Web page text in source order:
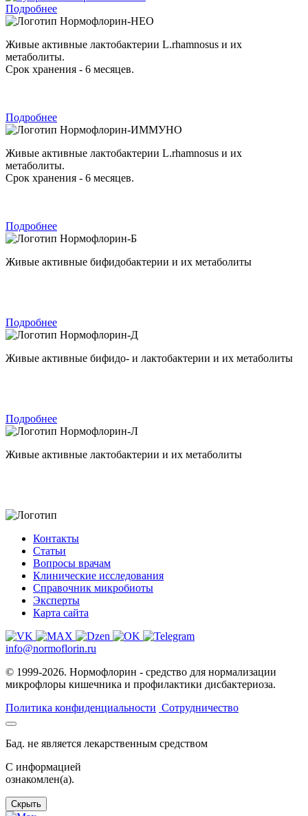
Подробнее
Нормофлорин-НЕО
Живые активные лактобактерии L.rhamnosus и их
метаболиты.
Срок хранения - 6 месяцев.
Подробнее
Нормофлорин-ИММУНО
Живые активные лактобактерии L.rhamnosus и их
метаболиты.
Срок хранения - 6 месяцев.
Подробнее
Нормофлорин-Б
Живые активные бифидобактерии и их метаболиты
Подробнее
Нормофлорин-Д
Живые активные бифидо- и лактобактерии и их метаболиты
Подробнее
Нормофлорин-Л
Живые активные лактобактерии и их метаболиты
Контакты
Статьи
Вопросы врачам
Клинические исследования
Справочник микробиоты
Эксперты
Карта сайта
info@normoflorin.ru
© 1999-2026. Нормофлорин - средство для нормализации
микрофлоры кишечника и профилактики дисбактериоза.
Политика конфиденциальности Сотрудничество
Бад. не является лекарственным средством
C информацией
ознакомлен(а).
Скрыть